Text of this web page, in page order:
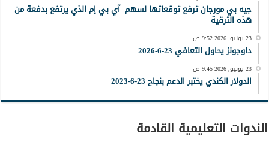
جيه بي مورجان ترفع توقعاتها لسهم آي بي إم الذي يرتفع بدفعة من
هذه الترقية
23 يونيو, 2026 9:52 ص
داوجونز يحاول التعافي 23-6-2026
23 يونيو, 2026 9:45 ص
الدولار الكندي يختبر الدعم بنجاح 23-6-2023
الندوات التعليمية القادمة